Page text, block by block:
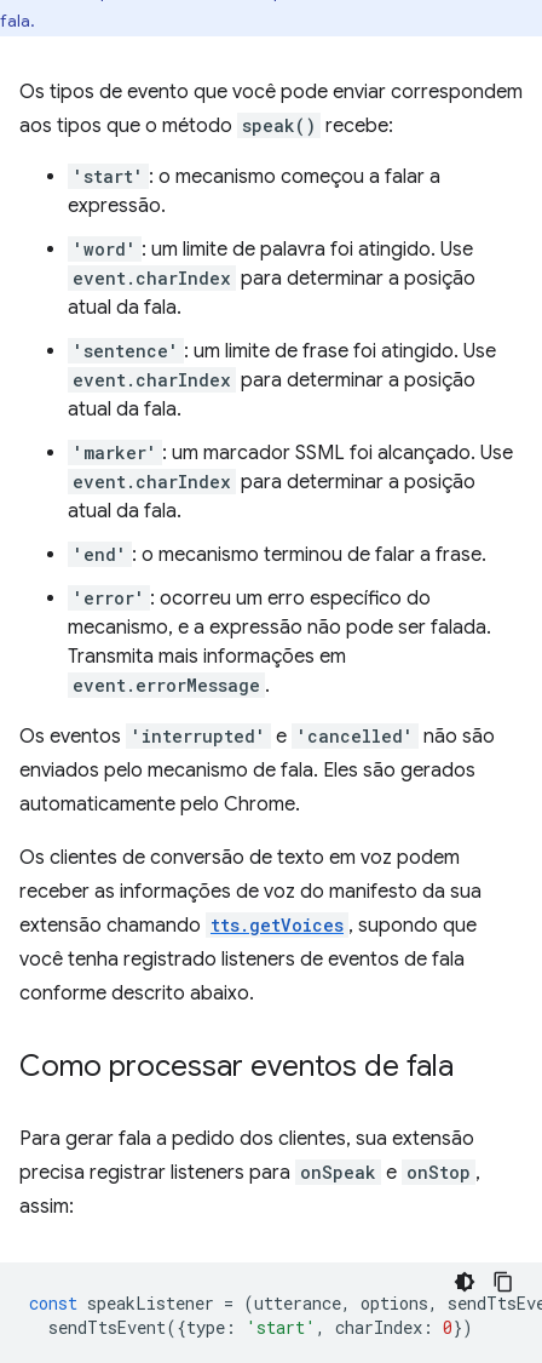
fala.
Os tipos de evento que você pode enviar correspondem
aos tipos que o método speak() recebe:
'start' : o mecanismo começou a falar a
expressão.
'word' : um limite de palavra foi atingido. Use
event.charIndex para determinar a posição
atual da fala.
'sentence' : um limite de frase foi atingido. Use
event.charIndex para determinar a posição
atual da fala.
'marker' : um marcador SSML foi alcançado. Use
event.charIndex para determinar a posição
atual da fala.
'end' : o mecanismo terminou de falar a frase.
'error' : ocorreu um erro específico do
mecanismo, e a expressão não pode ser falada.
Transmita mais informações em
event.errorMessage .
Os eventos 'interrupted' e 'cancelled'
não são
enviados pelo mecanismo de fala. Eles são gerados
automaticamente pelo Chrome.
Os clientes de conversão de texto em voz podem
receber as informações de voz do manifesto da sua
extensão chamando tts.getVoices , supondo que
você tenha registrado listeners de eventos de fala
conforme descrito abaixo.
Como processar eventos de fala
Para gerar fala a pedido dos clientes, sua extensão
precisa registrar listeners para onSpeak e onStop ,
assim:
const speakListener = (utterance, options,
sendTtsEvent({type : 'start' , charIndex : 0})